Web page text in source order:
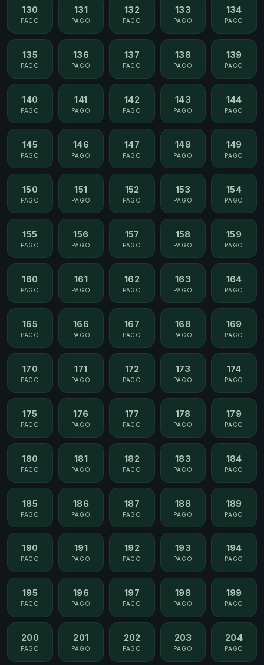
130
PAGO
131
PAGO
132
PAGO
133
PAGO
134
PAGO
135
PAGO
136
PAGO
137
PAGO
138
PAGO
139
PAGO
140
PAGO
141
PAGO
142
PAGO
143
PAGO
144
PAGO
145
PAGO
146
PAGO
147
PAGO
148
PAGO
149
PAGO
150
PAGO
151
PAGO
152
PAGO
153
PAGO
154
PAGO
155
PAGO
156
PAGO
157
PAGO
158
PAGO
159
PAGO
160
PAGO
161
PAGO
162
PAGO
163
PAGO
164
PAGO
165
PAGO
166
PAGO
167
PAGO
168
PAGO
169
PAGO
170
PAGO
171
PAGO
172
PAGO
173
PAGO
174
PAGO
175
PAGO
176
PAGO
177
PAGO
178
PAGO
179
PAGO
180
PAGO
181
PAGO
182
PAGO
183
PAGO
184
PAGO
185
PAGO
186
PAGO
187
PAGO
188
PAGO
189
PAGO
190
PAGO
191
PAGO
192
PAGO
193
PAGO
194
PAGO
195
PAGO
196
PAGO
197
PAGO
198
PAGO
199
PAGO
200
PAGO
201
PAGO
202
PAGO
203
PAGO
204
PAGO